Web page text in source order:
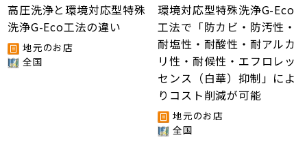
高圧洗浄と環境対応型特殊
洗浄G-Eco工法の違い
地元のお店
全国
環境対応型特殊洗浄G-Eco
工法で「防カビ・防汚性・
耐塩性・耐酸性・耐アルカ
リ性・耐候性・エフロレッ
センス（白華）抑制」によ
りコスト削減が可能
地元のお店
全国